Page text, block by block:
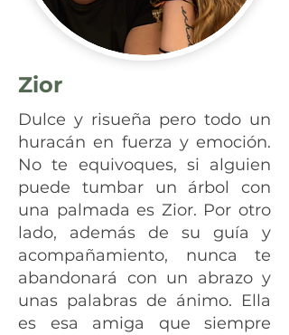
Zior
Dulce y risueña pero todo un
huracán en fuerza y emoción.
No te equivoques, si alguien
puede tumbar un árbol con
una palmada es Zior. Por otro
lado, además de su guía y
acompañamiento, nunca te
abandonará con un abrazo y
unas palabras de ánimo. Ella
es esa amiga que siempre